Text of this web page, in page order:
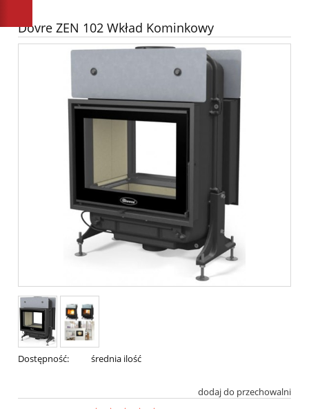
Dovre ZEN 102 Wkład Kominkowy
Dostępność: średnia ilość
dodaj do przechowalni